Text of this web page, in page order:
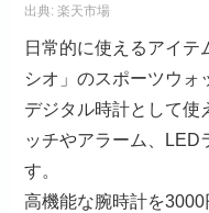
出典:楽天市場
日常的に使えるアイテ
シオ」のスポーツウォ
デジタル時計として使
ッチやアラーム、LED
す。
高機能な腕時計を